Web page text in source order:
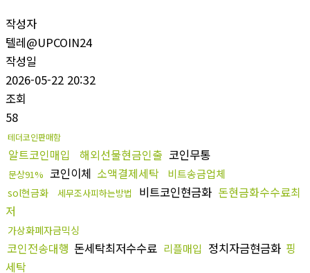
작성자
텔레@UPCOIN24
작성일
2026-05-22 20:32
조회
58
테더코인판매함
알트코인매입 해외선물현금인출 코인무통
문상91% 코인이체 소액결제세탁 비트송금업체
sol현금화 세무조사피하는방법 비트코인현금화 돈현금화수수료최
저
가상화폐자금믹싱
코인전송대행 돈세탁최저수수료 리플매입 정치자금현금화 핑
세탁